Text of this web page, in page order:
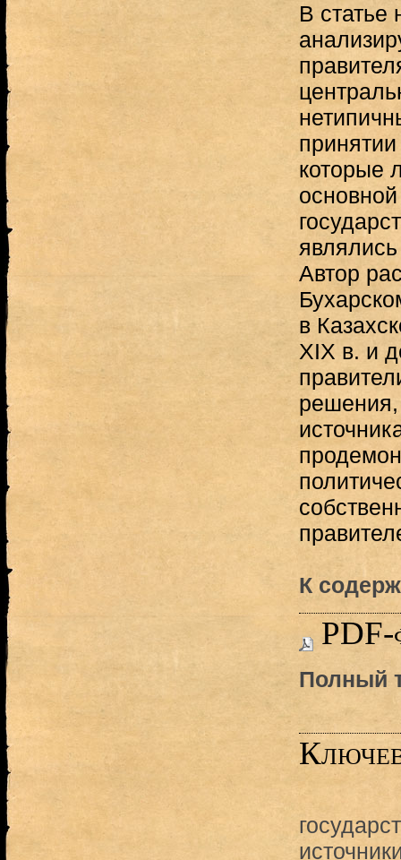
В статье
которые
Автор
в
XIX в. и
решения,
К
PDF-
Полный